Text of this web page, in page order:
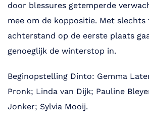
door blessures getemperde
mee om de koppositie. Met slechts
achterstand op de eerste plaats
genoeglijk de winterstop in.
Beginopstelling Dinto: Gemma
Pronk; Linda van Dijk; Pauline
Jonker; Sylvia Mooij.